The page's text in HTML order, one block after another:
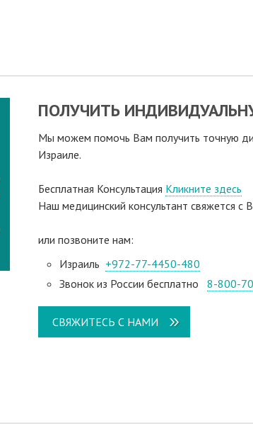
ПОЛУЧИТЬ
Мы можем помочь Вам получить точную
Израиле.
Бесплатная Консультация Кликните здесь
Наш медицинский консультант свяжeтся с
или позвоните нам:
Израиль +972-77-4450-480
Звонок из России бесплатно 8-800-
СВЯЖИТЕСЬ С НАМИ